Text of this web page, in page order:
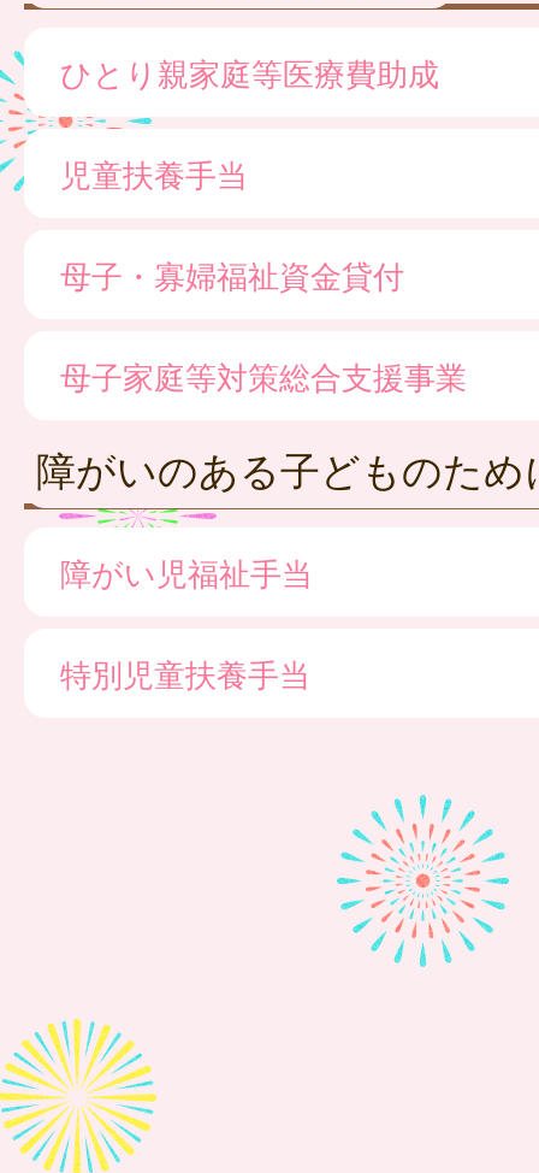
ひとり親家庭等医療費助成
児童扶養手当
母子・寡婦福祉資金貸付
母子家庭等対策総合支援事業
障がいのある子どものため
障がい児福祉手当
特別児童扶養手当